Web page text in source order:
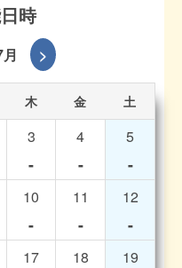
時
>
木 金 土
3
-
4
-
5
-
10
-
11
-
12
-
17 18 19